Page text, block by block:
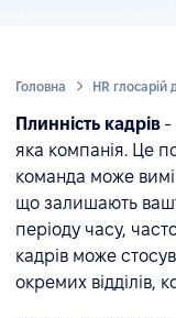
Головна HR глосарій
Плинність кадрів -
яка компанія. Це
команда може
що залишають
періоду часу,
кадрів може
окремих відділів,